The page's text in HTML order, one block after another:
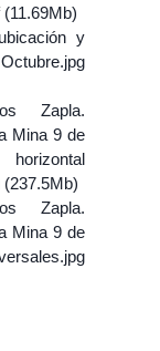
y
Zapla.
Mina 9 de
Zapla.
Mina 9 de